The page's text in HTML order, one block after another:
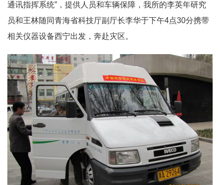
通讯指挥系统”，提供人员和车辆保障，我所的李英年研究
员和王林随同青海省科技厅副厅长李华于下午4点30分携带
相关仪器设备西宁出发，奔赴灾区。